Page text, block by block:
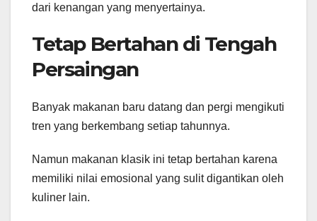
dari kenangan yang menyertainya.
Tetap Bertahan di Tengah
Persaingan
Banyak makanan baru datang dan pergi mengikuti
tren yang berkembang setiap tahunnya.
Namun makanan klasik ini tetap bertahan karena
memiliki nilai emosional yang sulit digantikan oleh
kuliner lain.